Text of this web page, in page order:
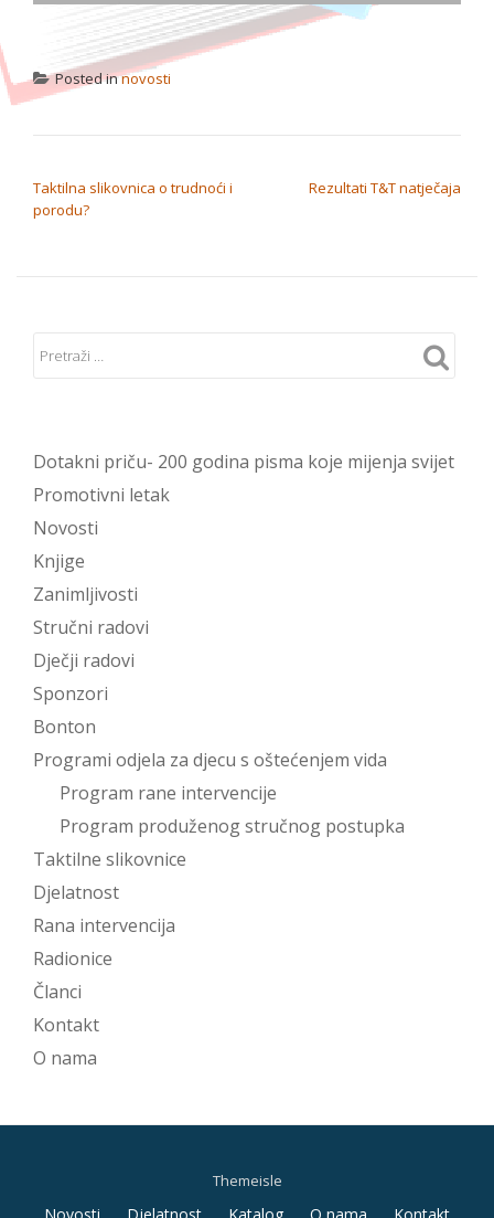
Posted innovosti
Taktilna slikovnica o trudnoći i
porodu?
Rezultati T&T natječaja
Dotakni priču- 200 godina pisma koje mijenja svijet
Promotivni letak
Novosti
Knjige
Zanimljivosti
Stručni radovi
Dječji radovi
Sponzori
Bonton
Programi odjela za djecu s oštećenjem vida
Program rane intervencije
Program produženog stručnog postupka
Taktilne slikovnice
Djelatnost
Rana intervencija
Radionice
Članci
Kontakt
O nama
Themeisle